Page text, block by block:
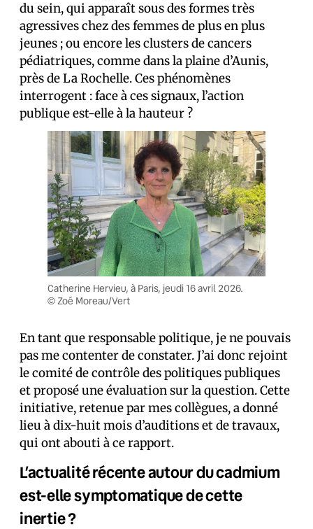
du sein, qui apparaît sous des formes très
agressives chez des femmes de plus en plus
jeunes ; ou encore les clusters de cancers
pédiatriques, comme dans la plaine d’Aunis,
près de La Rochelle. Ces phénomènes
interrogent : face à ces signaux, l’action
publique est-elle à la hauteur ?
Catherine Hervieu, à Paris, jeudi 16 avril 2026.
© Zoé Moreau/Vert
En tant que responsable politique, je ne pouvais
pas me contenter de constater. J’ai donc rejoint
le comité de contrôle des politiques publiques
et proposé une évaluation sur la question. Cette
initiative, retenue par mes collègues, a donné
lieu à dix-huit mois d’auditions et de travaux,
qui ont abouti à ce rapport.
L’actualité récente autour du cadmium
est-elle symptomatique de cette
inertie ?